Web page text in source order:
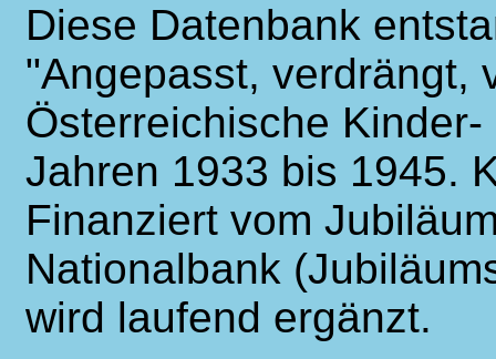
Diese Datenbank
"Angepasst, verdrängt,
Österreichische
Jahren 1933 bis 1945.
Finanziert vom
Nationalbank
wird laufend ergänzt.